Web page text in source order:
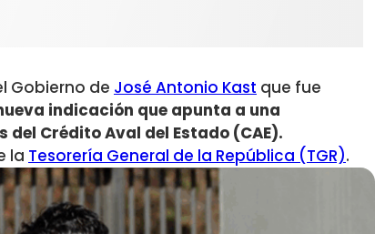
Gobierno de José Antonio Kast que fue
indicación que apunta a una
Crédito Aval del Estado (CAE).
la Tesorería General de la República (TGR).